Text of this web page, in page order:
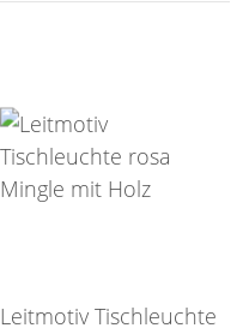
Leitmotiv Tischleuchte